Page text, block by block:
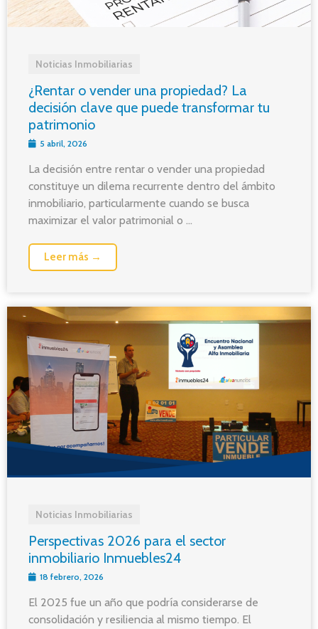
Noticias Inmobiliarias
¿Rentar o vender una propiedad? La
decisión clave que puede transformar tu
patrimonio
5 abril, 2026
La decisión entre rentar o vender una propiedad
constituye un dilema recurrente dentro del ámbito
inmobiliario, particularmente cuando se busca
maximizar el valor patrimonial o ...
Leer más →
Noticias Inmobiliarias
Perspectivas 2026 para el sector
inmobiliario Inmuebles24
18 febrero, 2026
El 2025 fue un año que podría considerarse de
consolidación y resiliencia al mismo tiempo. El